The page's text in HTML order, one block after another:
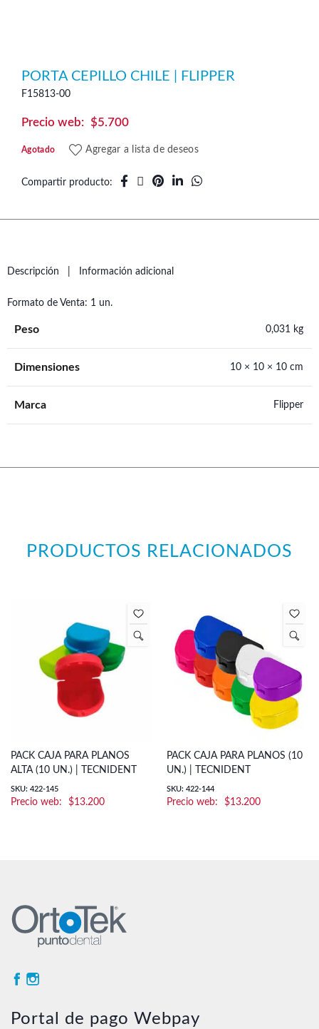
PORTA CEPILLO CHILE | FLIPPER
F15813-00
$5.700
Agotado Agregar a lista de deseos
Compartir producto
Descripción Información adicional
Formato de Venta: 1 un.
Peso 0,031 kg
Dimensiones 10 × 10 × 10 cm
Marca Flipper
PRODUCTOS RELACIONADOS
PACK CAJA PARA PLANOS
ALTA (10 UN.) | TECNIDENT
SKU: 422-145
$13.200
PACK CAJA PARA PLANOS (10
UN.) | TECNIDENT
SKU: 422-144
$13.200
Portal de pago Webpay